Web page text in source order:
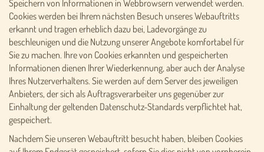
Speichern von Informationen in Webbrowsern verwendet werden.
Cookies werden bei Ihrem nächsten Besuch unseres Webauftritts
erkannt und tragen erheblich dazu bei, Ladevorgänge zu
beschleunigen und die Nutzung unserer Angebote komfortabel für
Sie zu machen. Ihre von Cookies erkannten und gespeicherten
Informationen dienen Ihrer Wiederkennung, aber auch der Analyse
Ihres Nutzerverhaltens. Sie werden auf dem Server des jeweiligen
Anbieters, der sich als Auftragsverarbeiter uns gegenüber zur
Einhaltung der geltenden Datenschutz-Standards verpflichtet hat,
gespeichert.
Nachdem Sie unseren Webauftritt besucht haben, bleiben Cookies